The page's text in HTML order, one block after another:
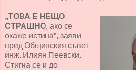
„ТОВА Е НЕЩО
СТРАШНО, ако се
окаже истина”, заяви
пред Общинския съвет
инж. Илиян Пеевски.
Стигна се и до